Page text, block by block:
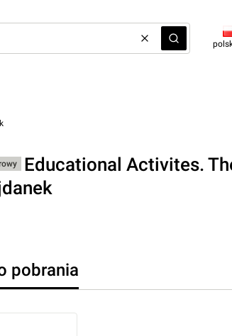
WyczyśćSzukaj
Educational Activites.
pobrania